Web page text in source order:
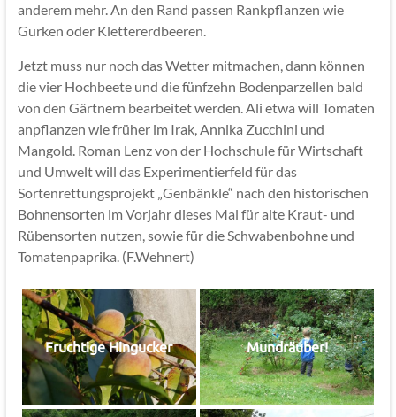
anderem mehr. An den Rand passen Rankpflanzen wie
Gurken oder Klettererdbeeren.
Jetzt muss nur noch das Wetter mitmachen, dann können
die vier Hochbeete und die fünfzehn Bodenparzellen bald
von den Gärtnern bearbeitet werden. Ali etwa will Tomaten
anpflanzen wie früher im Irak, Annika Zucchini und
Mangold. Roman Lenz von der Hochschule für Wirtschaft
und Umwelt will das Experimentierfeld für das
Sortenrettungsprojekt „Genbänkle“ nach den historischen
Bohnensorten im Vorjahr dieses Mal für alte Kraut- und
Rübensorten nutzen, sowie für die Schwabenbohne und
Tomatenpaprika. (F.Wehnert)
Fruchtige Hingucker Mundräuber!